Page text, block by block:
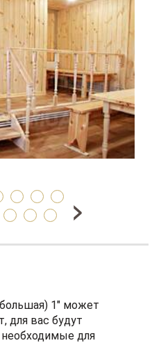
1" может
для вас будут
для